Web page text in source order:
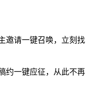
请一键召唤，立刻找
一键应征，从此不再